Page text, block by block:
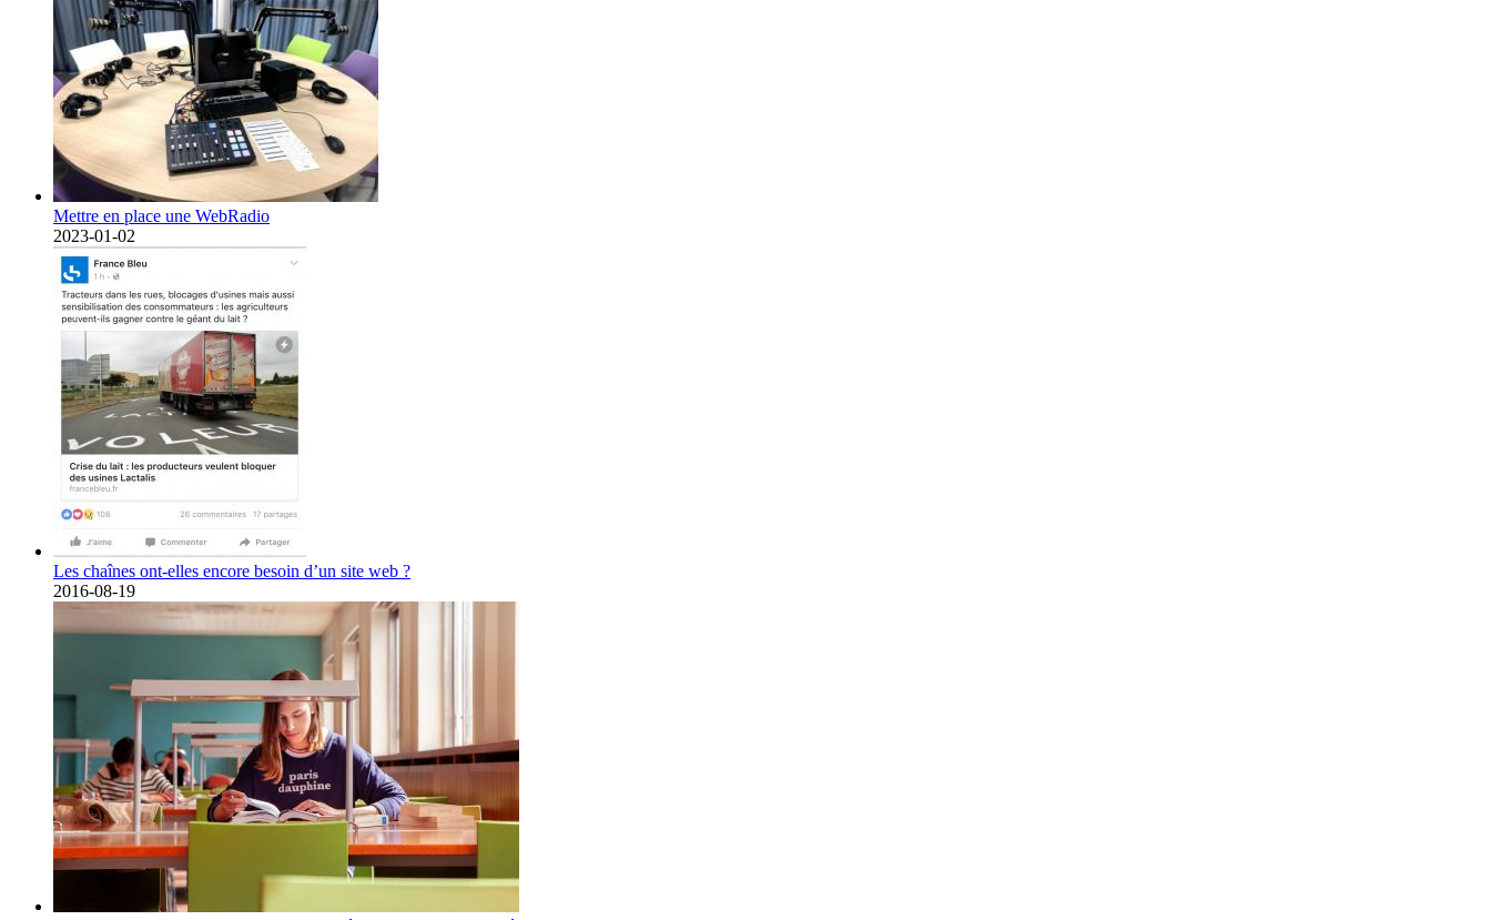
Mettre en place une WebRadio
2023-01-02
Les chaînes ont-elles encore besoin d’un site web ?
2016-08-19